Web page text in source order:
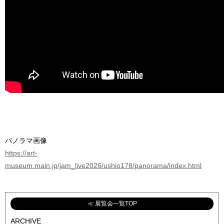
パノラマ画像
https://art-
museum.main.jp/jam_live2026/ushio178/panorama/index.html
≪ 展覧会一覧TOP
ARCHIVE